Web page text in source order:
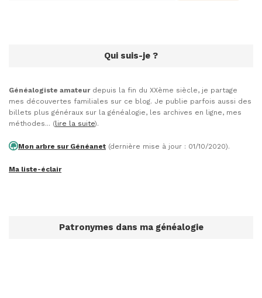
Qui suis-je ?
Généalogiste amateurdepuis la fin du XXème siècle, je partage
mes découvertes familiales sur ce blog. Je publie parfois aussi des
billets plus généraux sur la généalogie, les archives en ligne, mes
méthodes... (lire la suite).
Mon arbre sur Généanet (dernière mise à jour : 01/10/2020).
Ma liste-éclair
Patronymes dans ma généalogie